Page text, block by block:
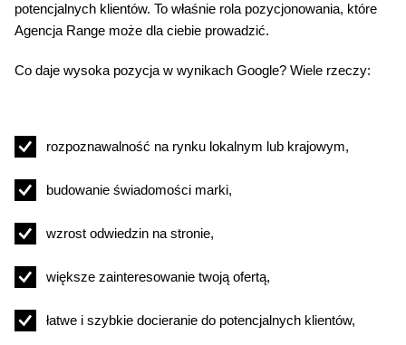
potencjalnych klientów. To właśnie rola pozycjonowania, które
Agencja Range może dla ciebie prowadzić.
Co daje wysoka pozycja w wynikach Google? Wiele rzeczy:
rozpoznawalność na rynku lokalnym lub krajowym,
budowanie świadomości marki,
wzrost odwiedzin na stronie,
większe zainteresowanie twoją ofertą,
łatwe i szybkie docieranie do potencjalnych klientów,